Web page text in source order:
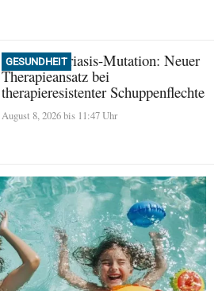
GESUNDHEIT
Seltene Psoriasis-Mutation: Neuer
Therapieansatz bei
therapieresistenter Schuppenflechte
August 8, 2026 bis 11:47 Uhr